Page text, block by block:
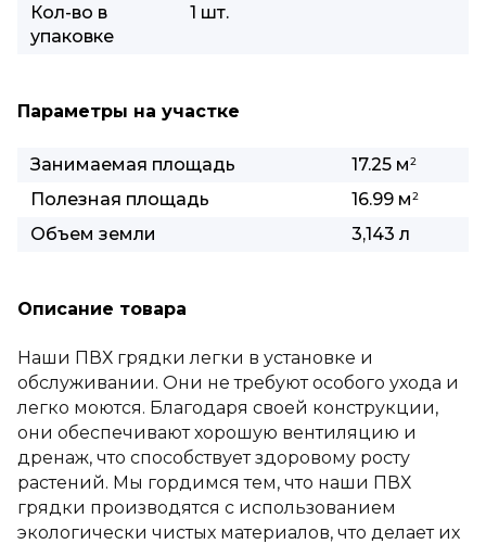
Кол-во в
упаковке
1 шт.
Параметры на участке
Занимаемая площадь 17.25 м2
Полезная площадь 16.99 м2
Объем земли 3,143 л
Описание товара
Наши ПВХ грядки легки в установке и
обслуживании. Они не требуют особого ухода и
легко моются. Благодаря своей конструкции,
они обеспечивают хорошую вентиляцию и
дренаж, что способствует здоровому росту
растений. Мы гордимся тем, что наши ПВХ
грядки производятся с использованием
экологически чистых материалов, что делает их